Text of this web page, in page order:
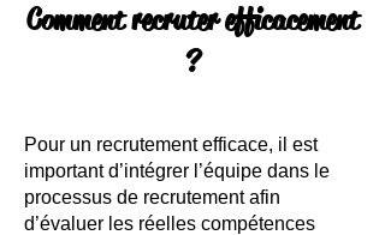
Comment recruter efficacement
?
Pour un recrutement efficace, il est
important d’intégrer l’équipe dans le
processus de recrutement afin
d’évaluer les réelles compétences